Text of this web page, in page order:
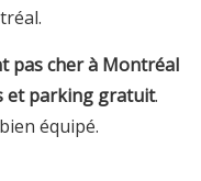
pas cher à Montréal
et parking gratuit.
équipé.